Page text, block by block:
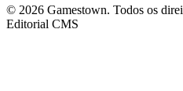
© 2026 Gamestown. Todos os
Editorial CMS